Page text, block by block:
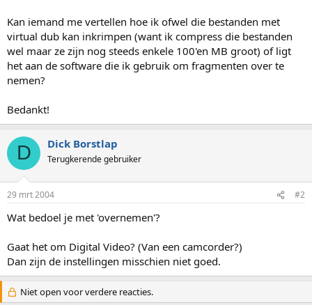
Kan iemand me vertellen hoe ik ofwel die bestanden met
virtual dub kan inkrimpen (want ik compress die bestanden
wel maar ze zijn nog steeds enkele 100'en MB groot) of ligt
het aan de software die ik gebruik om fragmenten over te
nemen?
Bedankt!
D Dick Borstlap
Terugkerende gebruiker
29 mrt 2004 #2
Wat bedoel je met 'overnemen'?
Gaat het om Digital Video? (Van een camcorder?)
Dan zijn de instellingen misschien niet goed.
Niet open voor verdere reacties.